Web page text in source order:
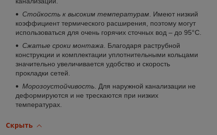
Стойкость к высоким температурам. Имеют низкий
коэффициент термического расширения, поэтому могут
использоваться для очень горячих сточных вод – до 95°С.
Сжатые сроки монтажа. Благодаря раструбной
конструкции и комплектации уплотнительными кольцами
значительно увеличивается удобство и скорость
прокладки сетей.
Морозоустойчивость. Для наружной канализации не
деформируются и не трескаются при низких
температурах.
Скрыть